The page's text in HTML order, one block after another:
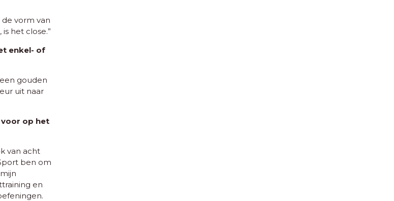
vorm van
het close.”
enkel- of
gouden
uit naar
voor op het
van acht
ben om
en